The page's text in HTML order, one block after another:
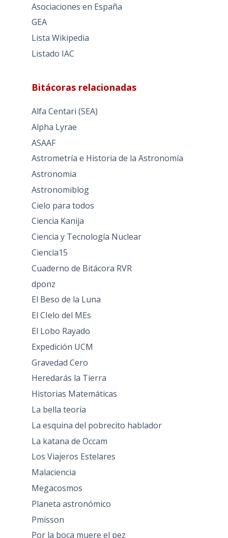
Asociaciones en España
GEA
Lista Wikipedia
Listado IAC
Bitácoras relacionadas
Alfa Centari (SEA)
Alpha Lyrae
ASAAF
Astrometría e Historia de la Astronomía
Astronomia
Astronomiblog
Cielo para todos
Ciencia Kanija
Ciencia y Tecnología Nuclear
Ciencia15
Cuaderno de Bitácora RVR
dponz
El Beso de la Luna
El CIelo del MEs
El Lobo Rayado
Expedición UCM
Gravedad Cero
Heredarás la Tierra
Historias Matemáticas
La bella teoría
La esquina del pobrecito hablador
La katana de Occam
Los Viajeros Estelares
Malaciencia
Megacosmos
Planeta astronómico
Pmisson
Por la boca muere el pez